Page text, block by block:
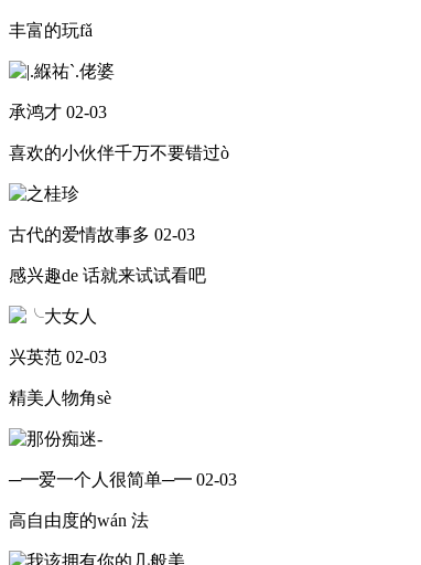
丰富的玩fǎ
承鸿才 02-03
喜欢的小伙伴千万不要错过ò
古代的爱情故事多 02-03
感兴趣de 话就来试试看吧
兴英范 02-03
精美人物角sè
─━爱一个人很简单─━ 02-03
高自由度的wán 法